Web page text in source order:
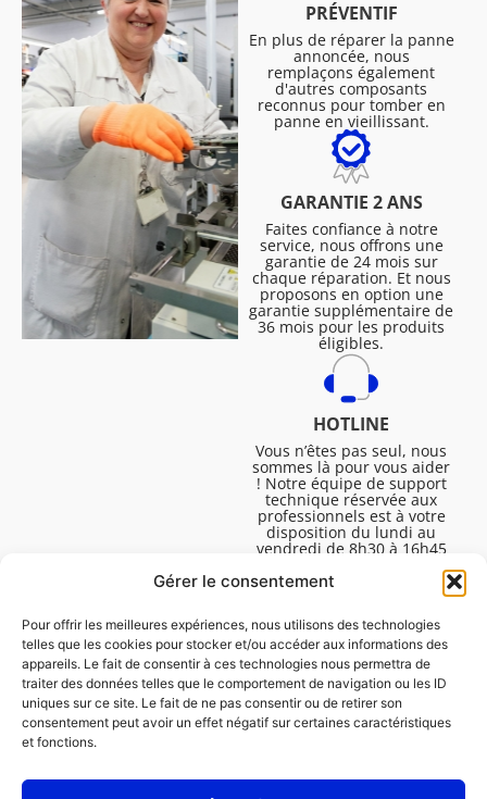
Gérer le consentement
Pour offrir les meilleures expériences, nous utilisons des technologies
telles que les cookies pour stocker et/ou accéder aux informations des
appareils. Le fait de consentir à ces technologies nous permettra de
traiter des données telles que le comportement de navigation ou les ID
uniques sur ce site. Le fait de ne pas consentir ou de retirer son
consentement peut avoir un effet négatif sur certaines caractéristiques
et fonctions.
PRÉVENTIF
En plus de réparer la panne
annoncée, nous
remplaçons également
d'autres composants
reconnus pour tomber en
panne en vieillissant.
GARANTIE 2 ANS
Faites confiance à notre
service, nous offrons une
garantie de 24 mois sur
chaque réparation. Et nous
proposons en option une
garantie supplémentaire de
36 mois pour les produits
éligibles.
HOTLINE
Vous n’êtes pas seul, nous
sommes là pour vous aider
! Notre équipe de support
technique réservée aux
professionnels est à votre
disposition du lundi au
vendredi de 8h30 à 16h45
pour vous aider à résoudre
toutes vos questions